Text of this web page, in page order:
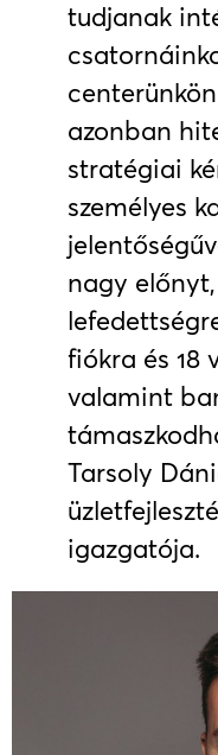
tudjanak
azonban
stratégiai
személyes
nagy
fiókra és 18
valamint
Tarsoly
igazgatója.